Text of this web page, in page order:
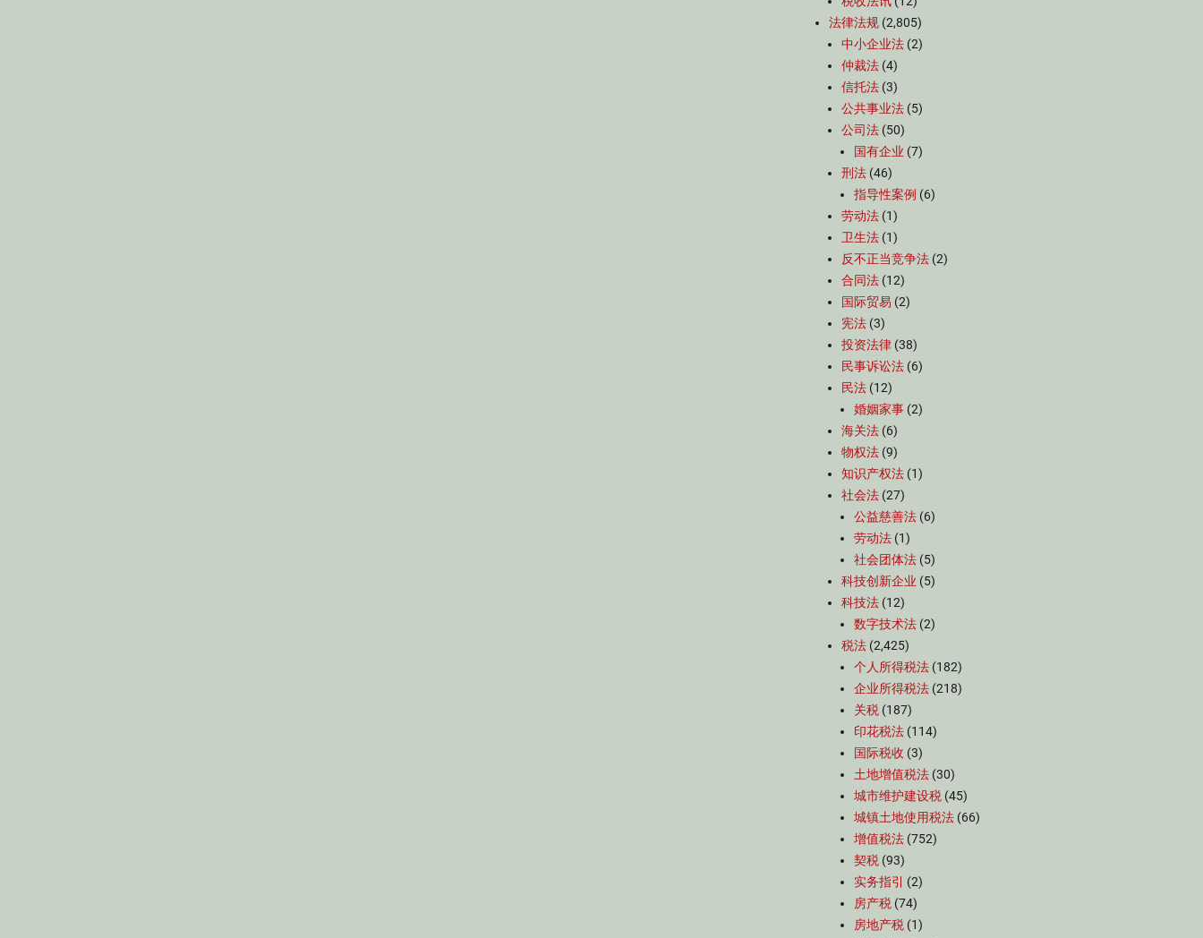
法律法规 (2,805)
中小企业法 (2)
仲裁法 (4)
信托法 (3)
公共事业法 (5)
公司法 (50)
国有企业 (7)
刑法 (46)
指导性案例 (6)
劳动法 (1)
卫生法 (1)
反不正当竞争法 (2)
合同法 (12)
国际贸易 (2)
宪法 (3)
投资法律 (38)
民事诉讼法 (6)
民法 (12)
婚姻家事 (2)
海关法 (6)
物权法 (9)
知识产权法 (1)
社会法 (27)
公益慈善法 (6)
劳动法 (1)
社会团体法 (5)
科技创新企业 (5)
科技法 (12)
数字技术法 (2)
税法 (2,425)
个人所得税法 (182)
企业所得税法 (218)
关税 (187)
印花税法 (114)
国际税收 (3)
土地增值税法 (30)
城市维护建设税 (45)
城镇土地使用税法 (66)
增值税法 (752)
契税 (93)
实务指引
(2)
房产税 (74)
房地产税 (1)